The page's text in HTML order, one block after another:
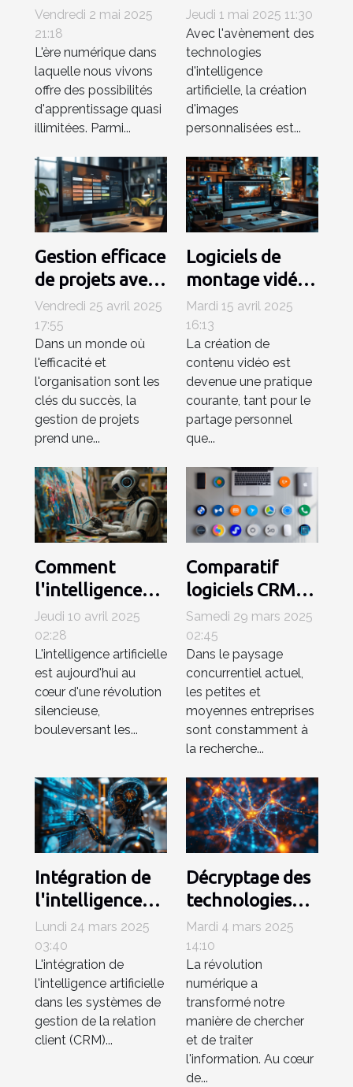
avec des
logiciels
interactifs pour
enfants
Vendredi 2 mai 2025
21:18
L'ère numérique dans
laquelle nous vivons
offre des possibilités
d'apprentissage quasi
illimitées. Parmi...
personnalisées
rapidement
grâce à l'IA
Jeudi 1 mai 2025 11:30
Avec l'avènement des
technologies
d'intelligence
artificielle, la création
d'images
personnalisées est...
Gestion efficace
de projets avec
Trello
intégrations et
extensions pour
un workflow
optimisé
Vendredi 25 avril 2025
17:55
Dans un monde où
l'efficacité et
l'organisation sont les
clés du succès, la
gestion de projets
prend une...
Logiciels de
montage vidéo
gratuits pour
débutants
Trouvez l'outil
idéal sans
dépenser un
centime
Mardi 15 avril 2025
16:13
La création de
contenu vidéo est
devenue une pratique
courante, tant pour le
partage personnel
que...
Comment
l'intelligence
artificielle
révolutionne
les industries
créatives
Jeudi 10 avril 2025
02:28
L'intelligence artificielle
est aujourd'hui au
cœur d'une révolution
silencieuse,
bouleversant les...
Comparatif
logiciels CRM
2023 quels
outils pour
petites et
moyennes
entreprises
Samedi 29 mars 2025
02:45
Dans le paysage
concurrentiel actuel,
les petites et
moyennes entreprises
sont constamment à
la recherche...
Intégration de
l'intelligence
artificielle dans
les CRM
tendances et
logiciels
émergents
Lundi 24 mars 2025
03:40
L'intégration de
l'intelligence artificielle
dans les systèmes de
gestion de la relation
client (CRM)...
Décryptage des
technologies
derrière les
moteurs de
recherche basés
sur l'IA
Mardi 4 mars 2025
14:10
La révolution
numérique a
transformé notre
manière de chercher
et de traiter
l'information. Au cœur
de...